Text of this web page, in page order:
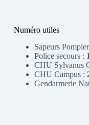
Numéro utiles
Sapeurs
Police secours :
CHU Sylvanus
CHU Campus :
Gendarmerie